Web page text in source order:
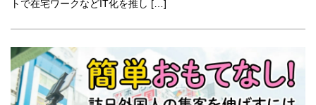
トで在宅ワークなどIT化を推し […]